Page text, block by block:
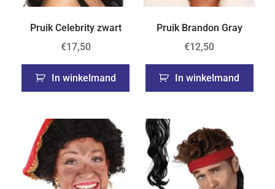
Pruik Celebrity zwart
€17,50
In winkelmand
Pruik Brandon Gray
€12,50
In winkelmand